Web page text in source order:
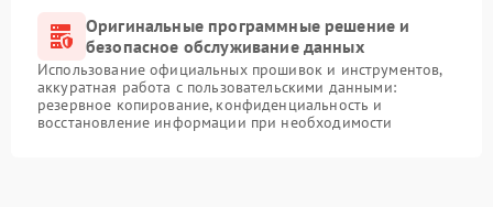
Оригинальные программные решение и
безопасное обслуживание данных
Использование официальных прошивок и инструментов,
аккуратная работа с пользовательскими данными:
резервное копирование, конфиденциальность и
восстановление информации при необходимости